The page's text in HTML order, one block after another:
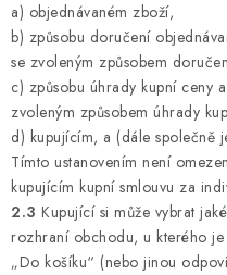
a) objednávaném zboží,
b) způsobu doručení
se zvoleným způsobem
c) způsobu úhrady kupní ceny
zvoleným způsobem úhrady
d) kupujícím, a (dále společně
Tímto ustanovením není
kupujícím kupní smlouvu za
2.3 Kupující si může vybrat
rozhraní obchodu, u kterého je
„Do košíku“ (nebo jinou